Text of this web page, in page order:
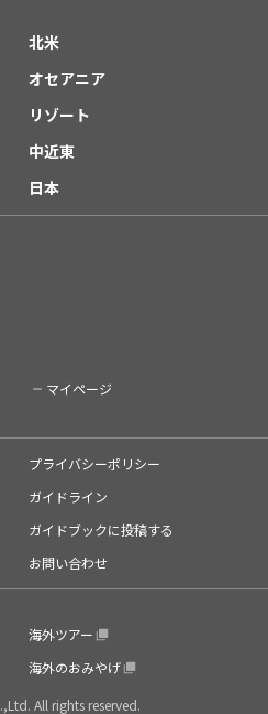
北米
オセアニア
リゾート
中近東
日本
マイページ
プライバシーポリシー
ガイドライン
ガイドブックに投稿する
お問い合わせ
海外ツアー
海外のおみやげ
All rights reserved.